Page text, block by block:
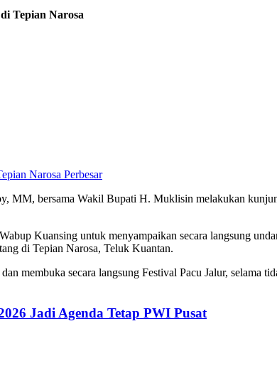
Tepian Narosa
Perbesar
MM, bersama Wakil Bupati H. Muklisin melakukan
Kuansing untuk menyampaikan secara langsung
di Tepian Narosa, Teluk Kuantan.
membuka secara langsung Festival Pacu Jalur, selama
Jadi Agenda Tetap PWI Pusat